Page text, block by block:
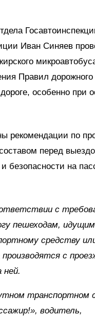
Иван Синяев
Правил
особенно при
рекомендации по
перед
безопасности на
с
пешеходам,
средству
с
ней.
транспортном
водитель,